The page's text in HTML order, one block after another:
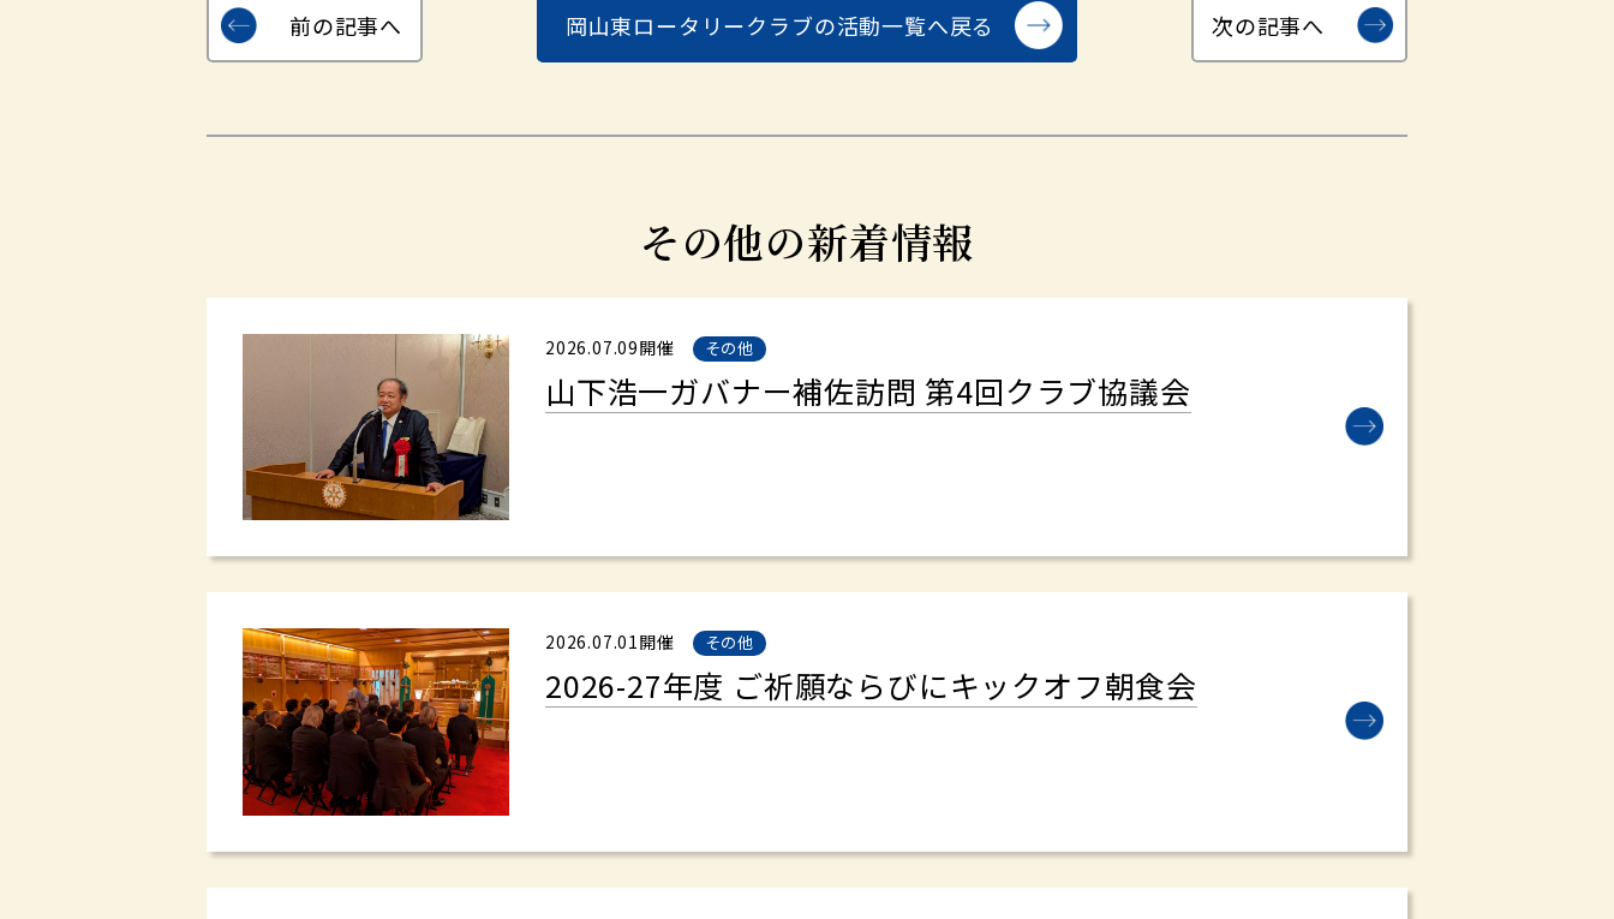
前の記事へ 岡山東ロータリークラブの活動一覧へ戻る 次の記事へ
その他の新着情報
2026.07.09開催 その他
山下浩一ガバナー補佐訪問 第4回クラブ協議会
2026.07.01開催 その他
2026-27年度 ご祈願ならびにキックオフ朝食会